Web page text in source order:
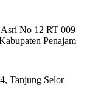
No 12 RT 009
Penajam
Tanjung Selor